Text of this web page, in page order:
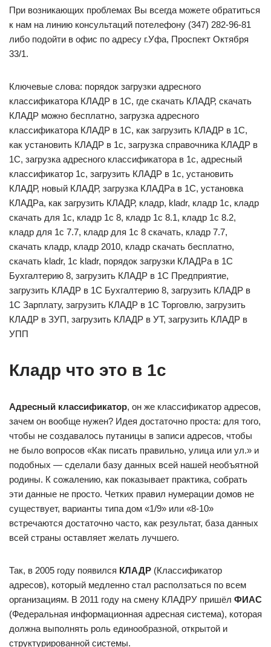
При возникающих проблемах Вы всегда можете обратиться
к нам на линию консультаций потелефону (347) 282-96-81
либо подойти в офис по адресу г.Уфа, Проспект Октября
33/1.
Ключевые слова: порядок загрузки адресного
классификатора КЛАДР в 1С, где скачать КЛАДР, скачать
КЛАДР можно бесплатно, загрузка адресного
классификатора КЛАДР в 1С, как загрузить КЛАДР в 1С,
как установить КЛАДР в 1с, загрузка справочника КЛАДР в
1С, загрузка адресного классификатора в 1с, адресный
классификатор 1с, загрузить КЛАДР в 1с, установить
КЛАДР, новый КЛАДР, загрузка КЛАДРа в 1С, установка
КЛАДРа, как загрузить КЛАДР, кладр, kladr, кладр 1с, кладр
скачать для 1с, кладр 1с 8, кладр 1с 8.1, кладр 1с 8.2,
кладр для 1с 7.7, кладр для 1с 8 скачать, кладр 7.7,
скачать кладр, кладр 2010, кладр скачать бесплатно,
скачать kladr, 1с kladr, порядок загрузки КЛАДРа в 1С
Бухгалтерию 8, загрузить КЛАДР в 1С Предприятие,
загрузить КЛАДР в 1С Бухгалтерию 8, загрузить КЛАДР в
1С Зарплату, загрузить КЛАДР в 1С Торговлю, загрузить
КЛАДР в ЗУП, загрузить КЛАДР в УТ, загрузить КЛАДР в
УПП
Кладр что это в 1с
Адресный классификатор, он же классификатор адресов,
зачем он вообще нужен? Идея достаточно проста: для того,
чтобы не создавалось путаницы в записи адресов, чтобы
не было вопросов «Как писать правильно, улица или ул.» и
подобных — сделали базу данных всей нашей необъятной
родины. К сожалению, как показывает практика, собрать
эти данные не просто. Четких правил нумерации домов не
существует, варианты типа дом «1/9» или «8-10»
встречаются достаточно часто, как результат, база данных
всей страны оставляет желать лучшего.
Так, в 2005 году появился КЛАДР (Классификатор
адресов), который медленно стал расползаться по всем
организациям. В 2011 году на смену КЛАДРУ пришёл ФИАС
(Федеральная информационная адресная система), которая
должна выполнять роль единообразной, открытой и
структурированной системы.